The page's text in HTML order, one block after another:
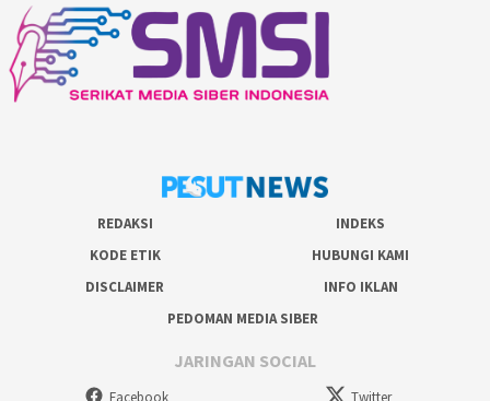
REDAKSI
INDEKS
KODE ETIK
HUBUNGI KAMI
DISCLAIMER
INFO IKLAN
PEDOMAN MEDIA SIBER
JARINGAN SOCIAL
Facebook Twitter